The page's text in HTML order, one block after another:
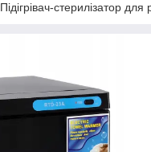
Підігрівач-стерилізатор